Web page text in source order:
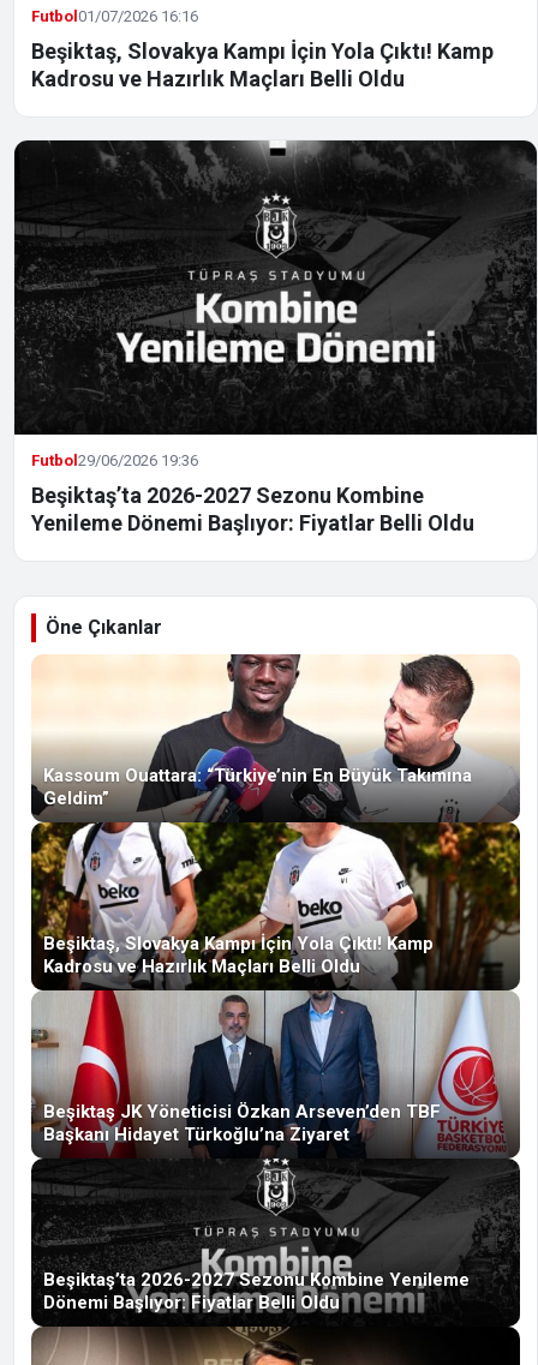
Futbol01/07/2026 16:16
Beşiktaş, Slovakya Kampı İçin Yola Çıktı! Kamp
Kadrosu ve Hazırlık Maçları Belli Oldu
Futbol29/06/2026 19:36
Beşiktaş’ta 2026-2027 Sezonu Kombine
Yenileme Dönemi Başlıyor: Fiyatlar Belli Oldu
Öne Çıkanlar
Kassoum Ouattara: “Türkiye’nin En Büyük Takımına
Geldim”
Beşiktaş, Slovakya Kampı İçin Yola Çıktı! Kamp
Kadrosu ve Hazırlık Maçları Belli Oldu
Beşiktaş JK Yöneticisi Özkan Arseven’den TBF
Başkanı Hidayet Türkoğlu’na Ziyaret
Beşiktaş’ta 2026-2027 Sezonu Kombine Yenileme
Dönemi Başlıyor: Fiyatlar Belli Oldu